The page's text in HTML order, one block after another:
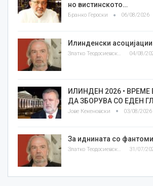
но вистинското…
Бранко Героски 06/08/2026
Илинденски асоцијации
Златко Теодосиевски 04/08/
ИЛИНДЕН 2026 •
ДА ЗБОРУВА СО ЕДЕН
Јове Кекеновски 03/08/2026
За иднината со
Златко Теодосиевски 31/07/